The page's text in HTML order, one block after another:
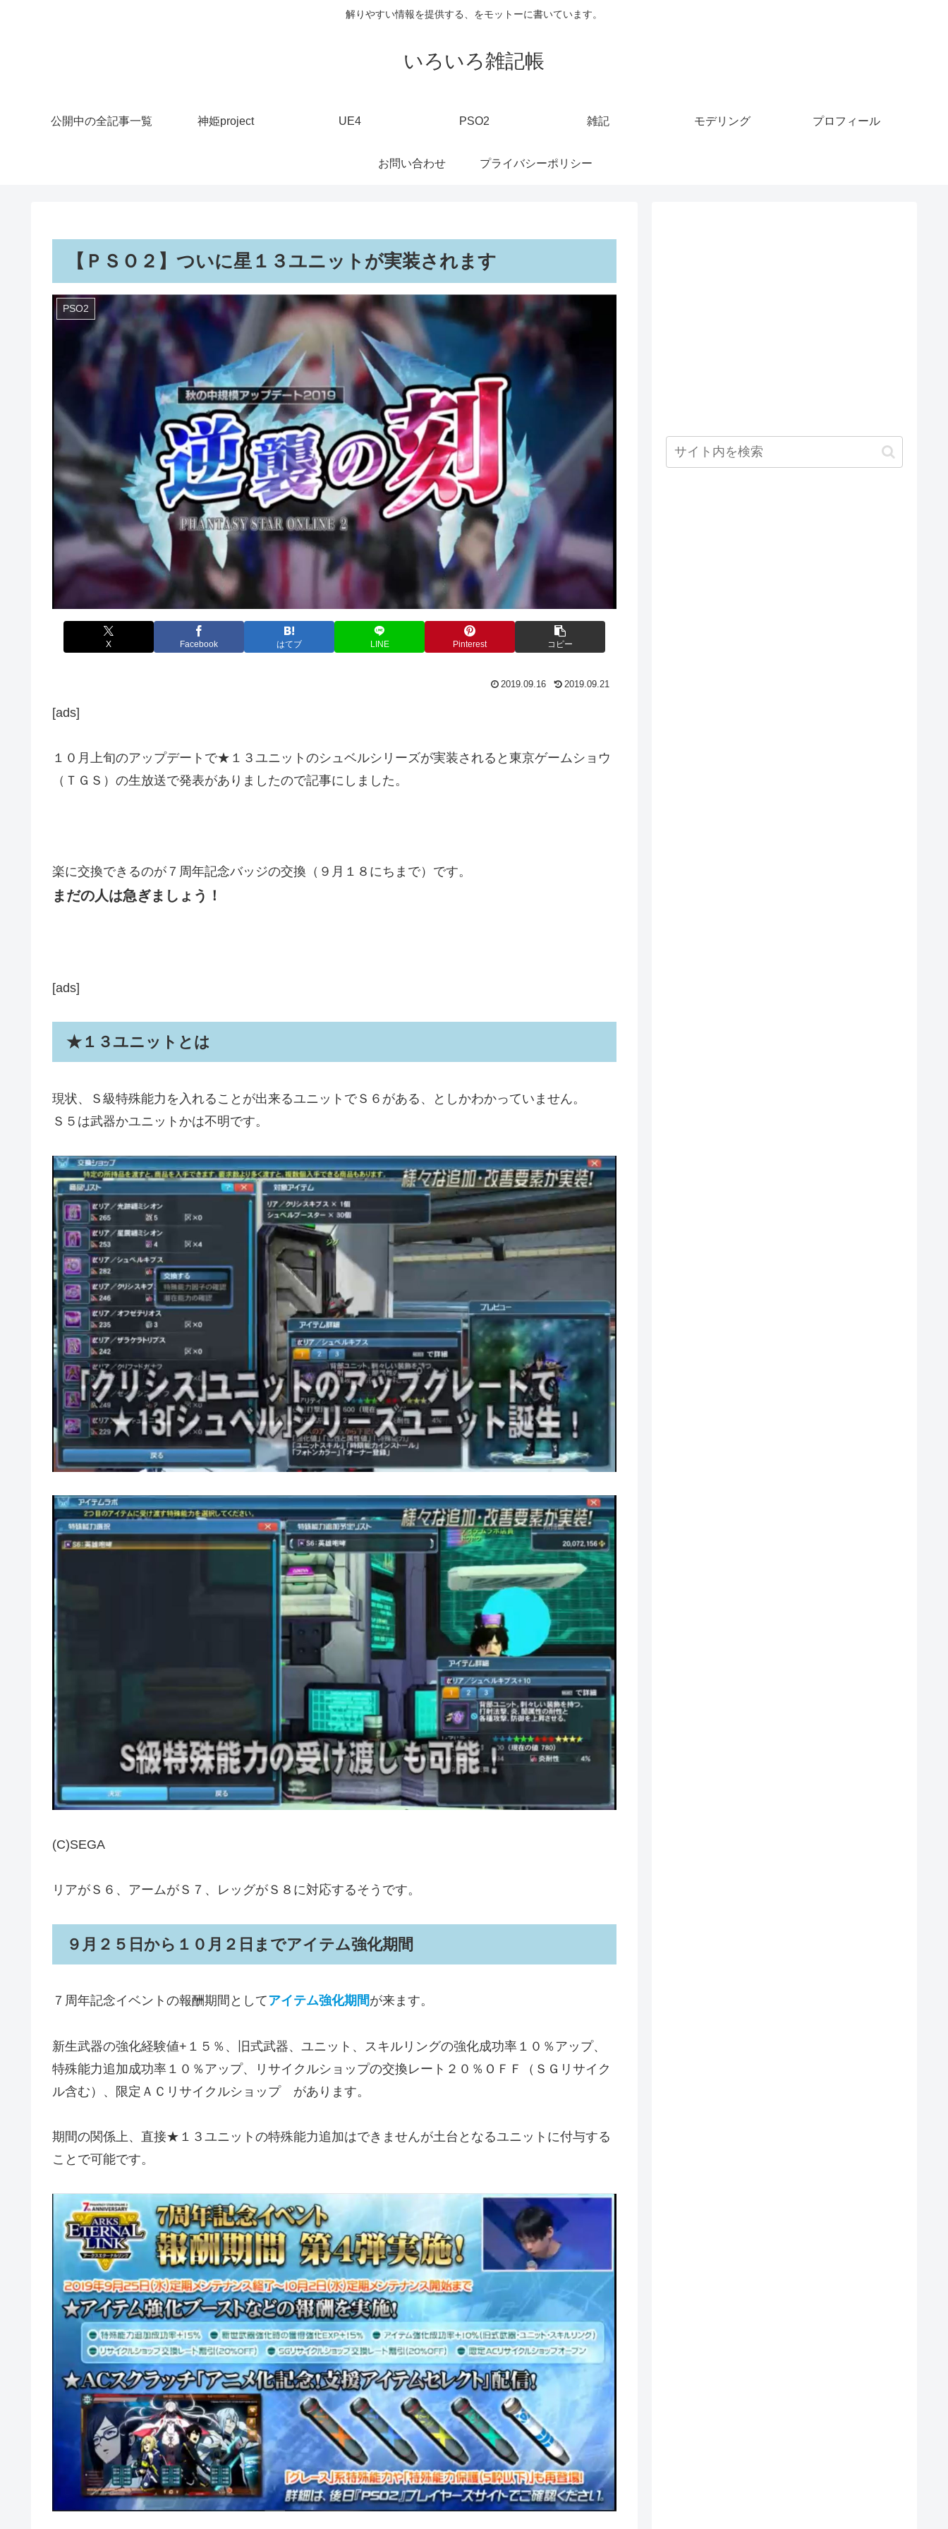
解りやすい情報を提供する、をモットーに書いています。
いろいろ雑記帳
公開中の全記事一覧 神姫project UE4 PSO2 雑記 モデリング プロフィール
お問い合わせ プライバシーポリシー
【ＰＳＯ２】ついに星１３ユニットが実装されます
PSO2
X Facebook はてブ LINE Pinterest コピー
2019.09.16 2019.09.21
[ads]
１０月上旬のアップデートで★１３ユニットのシュベルシリーズが実装されると東京ゲームショウ
（ＴＧＳ）の生放送で発表がありましたので記事にしました。
楽に交換できるのが７周年記念バッジの交換（９月１８にちまで）です。
まだの人は急ぎましょう！
[ads]
★１３ユニットとは
現状、Ｓ級特殊能力を入れることが出来るユニットでＳ６がある、としかわかっていません。
Ｓ５は武器かユニットかは不明です。
(C)SEGA
リアがＳ６、アームがＳ７、レッグがＳ８に対応するそうです。
９月２５日から１０月２日までアイテム強化期間
７周年記念イベントの報酬期間としてアイテム強化期間が来ます。
新生武器の強化経験値+１５％、旧式武器、ユニット、スキルリングの強化成功率１０％アップ、
特殊能力追加成功率１０％アップ、リサイクルショップの交換レート２０％ＯＦＦ（ＳＧリサイク
ル含む）、限定ＡＣリサイクルショップ があります。
期間の関係上、直接★１３ユニットの特殊能力追加はできませんが土台となるユニットに付与する
ことで可能です。